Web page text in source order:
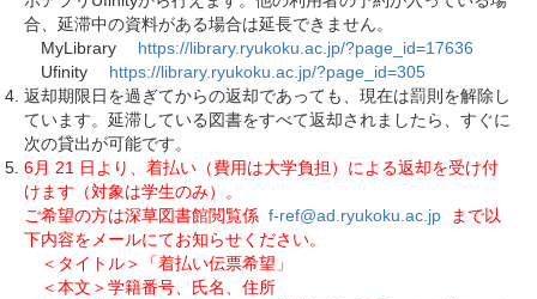
合、延滞中の資料がある場合は延長できません。
MyLibrary https://library.ryukoku.ac.jp/?page_id=17636
Ufinity https://library.ryukoku.ac.jp/?page_id=305
返却期限日を過ぎてからの返却であっても、現在は罰則を解除し
ています。延滞している図書をすべて返却されましたら、すぐに
次の貸出が可能です。
6月 21 日より、着払い（費用は大学負担）による返却を受け付
けます（対象は学生のみ）。
ご希望の方は深草図書館閲覧係 f-ref@ad.ryukoku.ac.jp
まで以
下内容をメールにてお知らせください。
＜タイトル＞「着払い伝票希望」
＜本文＞学籍番号、氏名、住所